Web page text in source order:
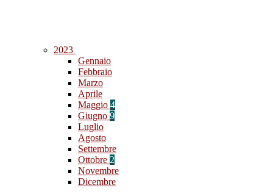
2023
Gennaio
Febbraio
Marzo
Aprile
Maggio 4
Giugno 9
Luglio
Agosto
Settembre
Ottobre 2
Novembre
Dicembre